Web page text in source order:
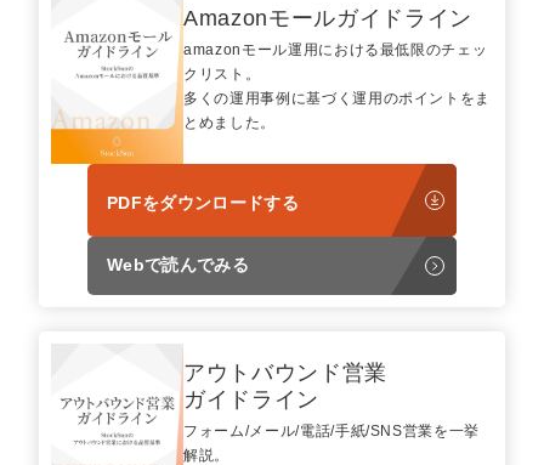
Amazonモールガイドライン
amazonモール運用における最低限のチェッ
クリスト。
多くの運用事例に基づく運用のポイントをま
とめました。
PDFをダウンロードする
Webで読んでみる
アウトバウンド営業
ガイドライン
フォーム/メール/電話/手紙/SNS営業を一挙
解説。